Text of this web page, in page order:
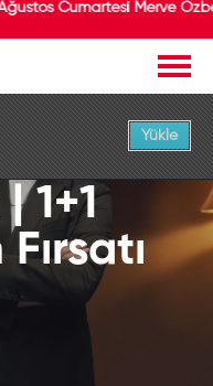
Cumartesi Merve
1+1
Yükle